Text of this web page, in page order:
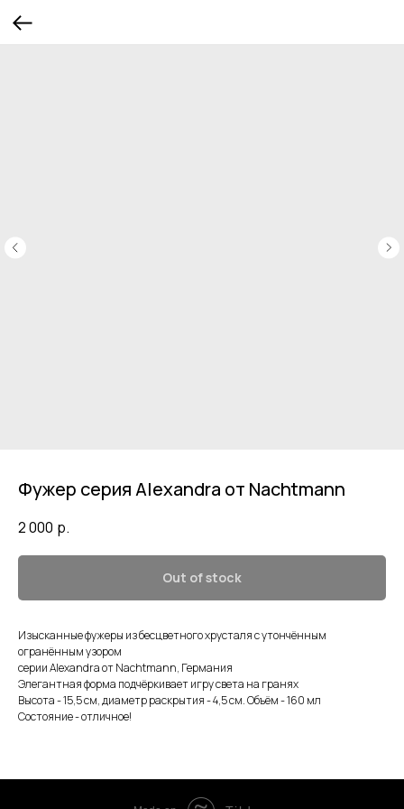
Фужер серия Alexandra от Nachtmann
2 000 р.
Out of stock
Изысканные фужеры из бесцветного хрусталя с утончённым
огранённым узором
серии Alexandra от Nachtmann, Германия
Элегантная форма подчёркивает игру света на гранях
Высота - 15,5 см, диаметр раскрытия - 4,5 см. Объём - 160 мл
Состояние - отличное!